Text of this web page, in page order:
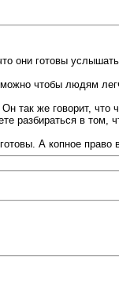
они готовы
чтобы людям
так же говорит,
разбираться в том,
А копное право